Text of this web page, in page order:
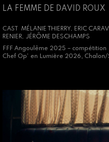
LA FEMME DE DAVID ROUX
CAST
MÉLANIE THIERRY, ERIC
RENIER, JÉRÔME DESCHAMPS
FFF Angoulême 2025 – compétition
Chef Op’ en Lumière 2026,